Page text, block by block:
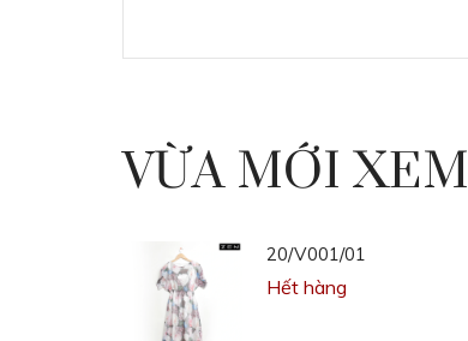
VỪA MỚI XEM
20/V001/01
Hết hàng